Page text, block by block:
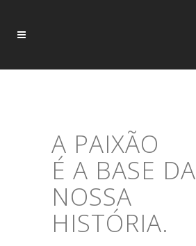
A PAIXÃO
É A BASE DA
NOSSA
HISTÓRIA.